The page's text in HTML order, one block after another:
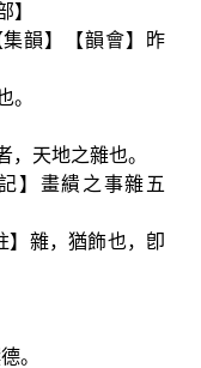
】
集韻】【韻會】昨
。
，天地之雜也。
】畫繢之事雜五
】雜，猶飾也，卽
。